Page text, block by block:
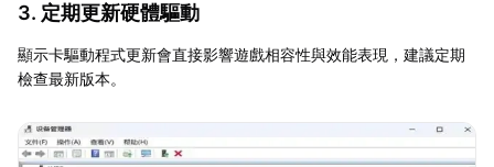
3. 定期更新硬體驅動
顯示卡驅動程式更新會直接影響遊戲相容性與效能表現，建議定期
檢查最新版本。